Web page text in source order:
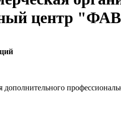
центр
дополнительного